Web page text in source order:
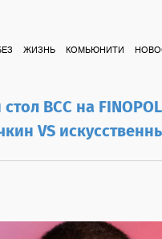
ЖИЗНЬ КОМЬЮНИТИ
ВСС на
VS